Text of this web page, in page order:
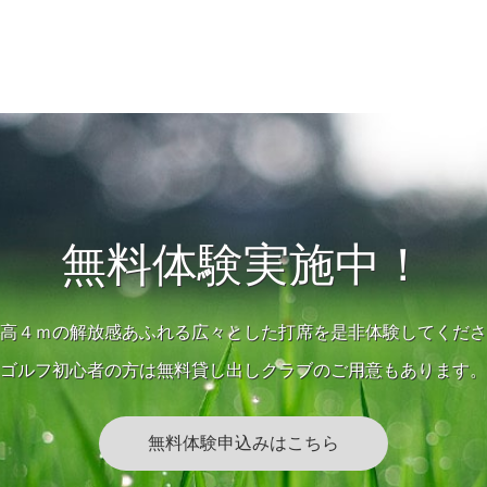
無料体験実施中！
４ｍの解放感あふれる広々とした打席を是非体験してくだ
ゴルフ初心者の方は無料貸し出しクラブのご用意もあります。
無料体験申込みはこちら